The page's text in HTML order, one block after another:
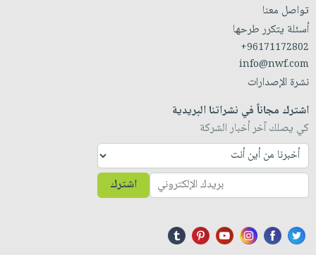
تواصل معنا
أسئلة يتكرر طرحها
+96171172802
info@nwf.com
نشرة الإصدارات
اشترك مجاناً في نشراتنا البريدية
كي يصلك آخر أخبار الشركة
اشترك